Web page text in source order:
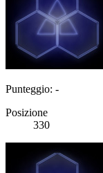
Punteggio: -
Posizione
330